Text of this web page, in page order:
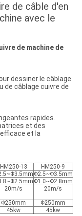
de câble d'en
avec le
de machine de
dessiner le câblage
de câblage cuivre de
rapides.
et des
et la
HM250-13
HM250-9
Φ2.5~Φ3.5mm
Φ1.0~Φ2.8mm
20m/s 20m/s
Φ250mm
Φ250mm
45kw 45kw